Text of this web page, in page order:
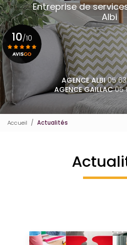
Entreprise de
Albi
AGENCE ALBI05 63
AGENCE GAILLAC05
10/10
Voir le certificat
Accueil Actualités